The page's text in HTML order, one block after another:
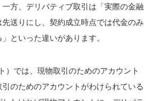
方、デリバティブ取引は「実際の金融
送りにし、契約成立時点では代金のみ
といった違いがあります。
）では、現物取引のためのアカウント
のためのアカウントがわけられている